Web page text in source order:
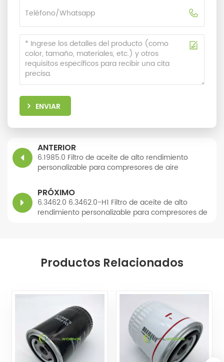
ENVIAR
ANTERIOR
6.1985.0 Filtro de aceite de alto rendimiento
personalizable para compresores de aire
PRÓXIMO
6.3462.0 6.3462.0-H1 Filtro de aceite de alto
rendimiento personalizable para compresores de
Productos Relacionados